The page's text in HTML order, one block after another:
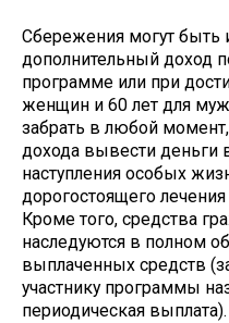
Сбережения могут быть
дополнительный доход
программе или при
женщин и 60 лет для
забрать в любой
дохода вывести деньги
наступления особых
дорогостоящего
Кроме того, средства
наследуются в полном
выплаченных средств
участнику программы
периодическая выплата).